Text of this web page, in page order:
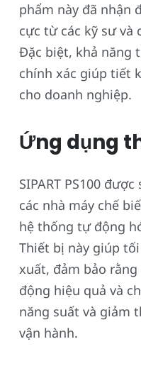
phẩm này đã nhận
cực từ các kỹ sư và
Đặc biệt, khả năng
chính xác giúp tiết
cho doanh nghiệp.
Ứng dụng
SIPART PS100
các nhà máy chế
hệ thống tự động
Thiết bị này giúp
xuất, đảm bảo
động hiệu quả và
năng suất và giảm
vận hành.